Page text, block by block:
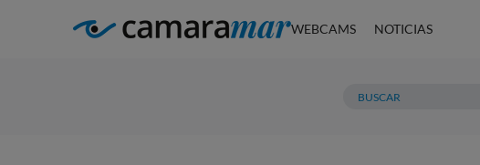
WEBCAMS NOTICIAS